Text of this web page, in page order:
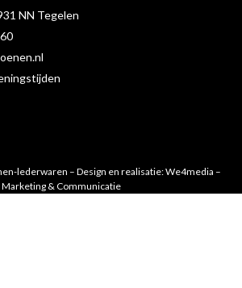
NN Tegelen
lederwaren – Design en realisatie:We4media –
Marketing & Communicatie